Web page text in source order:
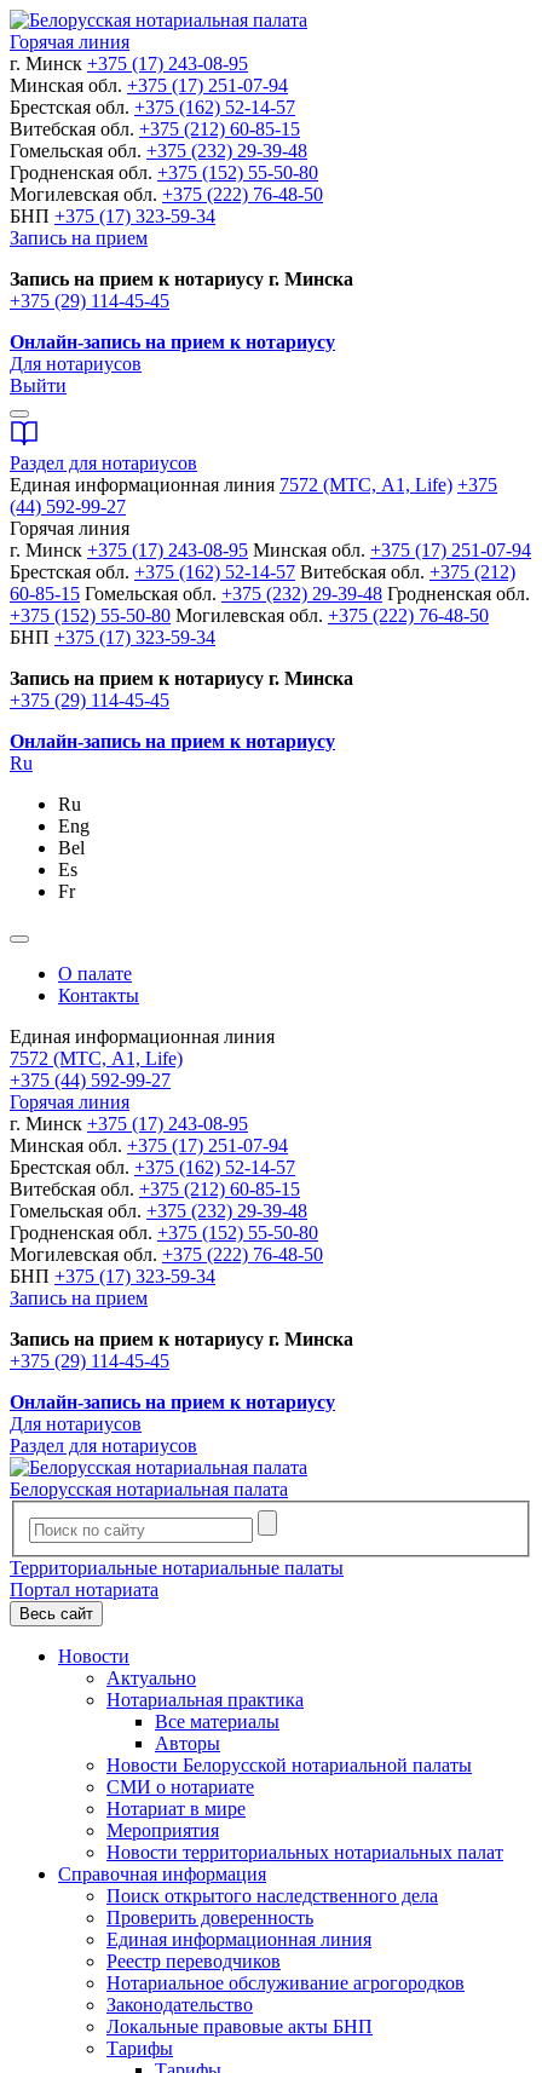
Горячая линия
г. Минск +375 (17) 243-08-95
Минская обл. +375 (17) 251-07-94
Брестская обл. +375 (162) 52-14-57
Витебская обл. +375 (212) 60-85-15
Гомельская обл. +375 (232) 29-39-48
Гродненская обл. +375 (152) 55-50-80
Могилевская обл. +375 (222) 76-48-50
БНП +375 (17) 323-59-34
Запись на прием
Запись на прием к нотариусу г. Минска
+375 (29) 114-45-45
Онлайн-запись на прием к нотариусу
Для нотариусов
Выйти
Раздел для нотариусов
Единая информационная линия 7572 (МТС, A1, Life) +375
(44) 592-99-27
Горячая линия
г. Минск +375 (17) 243-08-95 Минская обл. +375 (17) 251-07-94
Брестская обл. +375 (162) 52-14-57 Витебская обл. +375 (212)
60-85-15 Гомельская обл. +375 (232) 29-39-48 Гродненская обл.
+375 (152) 55-50-80 Могилевская обл. +375 (222) 76-48-50
БНП +375 (17) 323-59-34
Запись на прием к нотариусу г. Минска
+375 (29) 114-45-45
Онлайн-запись на прием к нотариусу
Ru
Ru
Eng
Bel
Es
Fr
О палате
Контакты
Единая информационная линия
7572 (МТС, A1, Life)
+375 (44) 592-99-27
Горячая линия
г. Минск +375 (17) 243-08-95
Минская обл. +375 (17) 251-07-94
Брестская обл. +375 (162) 52-14-57
Витебская обл. +375 (212) 60-85-15
Гомельская обл. +375 (232) 29-39-48
Гродненская обл. +375 (152) 55-50-80
Могилевская обл. +375 (222) 76-48-50
БНП +375 (17) 323-59-34
Запись на прием
Запись на прием к нотариусу г. Минска
+375 (29) 114-45-45
Онлайн-запись на прием к нотариусу
Для нотариусов
Раздел для нотариусов
Белорусская нотариальная палата
Территориальные нотариальные палаты
Портал нотариата
Весь сайт
Новости
Актуально
Нотариальная практика
Все материалы
Авторы
Новости Белорусской нотариальной палаты
СМИ о нотариате
Нотариат в мире
Мероприятия
Новости территориальных нотариальных палат
Справочная информация
Поиск открытого наследственного дела
Проверить доверенность
Единая информационная линия
Реестр переводчиков
Нотариальное обслуживание агрогородков
Законодательство
Локальные правовые акты БНП
Тарифы